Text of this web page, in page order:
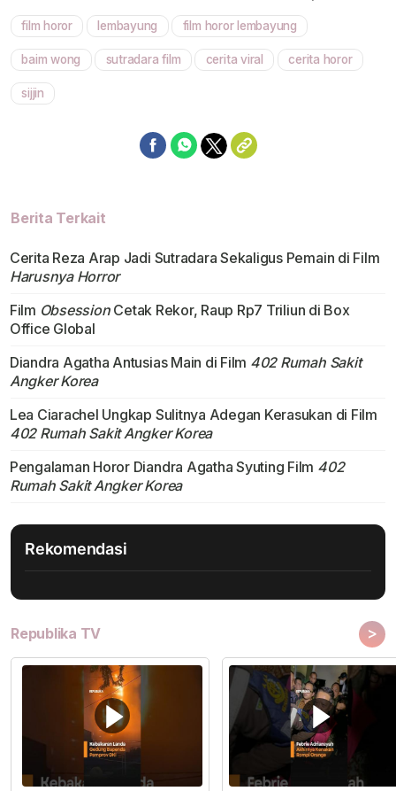
film horor lembayung film horor lembayung
baim wong sutradara film cerita viral cerita horor
sijjin
Berita Terkait
Cerita Reza Arap Jadi Sutradara Sekaligus Pemain di Film
Harusnya Horror
Film ObsessionCetak Rekor, Raup Rp7 Triliun di Box
Office Global
Diandra Agatha Antusias Main di Film 402 Rumah Sakit
Angker Korea
Lea Ciarachel Ungkap Sulitnya Adegan Kerasukan di Film
402 Rumah Sakit Angker Korea
Pengalaman Horor Diandra Agatha Syuting Film 402
Rumah Sakit Angker Korea
Rekomendasi
Republika TV >